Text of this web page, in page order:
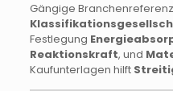
Gängige
Festlegung
Reaktionskraft, und
Kaufunterlagen hilft